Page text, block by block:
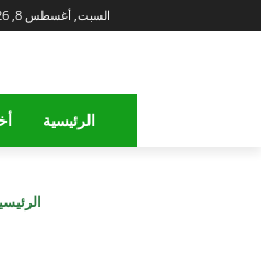
السبت, أغسطس 8, 2026
الرئيسية